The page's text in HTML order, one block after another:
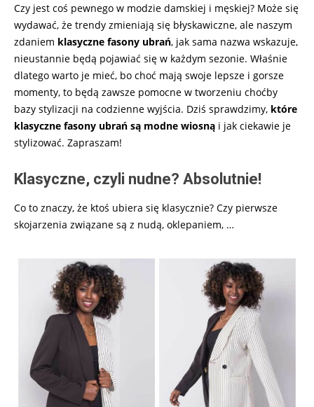
Czy jest coś pewnego w modzie damskiej i męskiej? Może się
wydawać, że trendy zmieniają się błyskawiczne, ale naszym
zdaniem klasyczne fasony ubrań, jak sama nazwa wskazuje,
nieustannie będą pojawiać się w każdym sezonie. Właśnie
dlatego warto je mieć, bo choć mają swoje lepsze i gorsze
momenty, to będą zawsze pomocne w tworzeniu choćby
bazy stylizacji na codzienne wyjścia. Dziś sprawdzimy, które
klasyczne fasony ubrań są modne wiosną i jak ciekawie je
stylizować. Zapraszam!
Klasyczne, czyli nudne? Absolutnie!
Co to znaczy, że ktoś ubiera się klasycznie? Czy pierwsze
skojarzenia związane są z nudą, oklepaniem, …